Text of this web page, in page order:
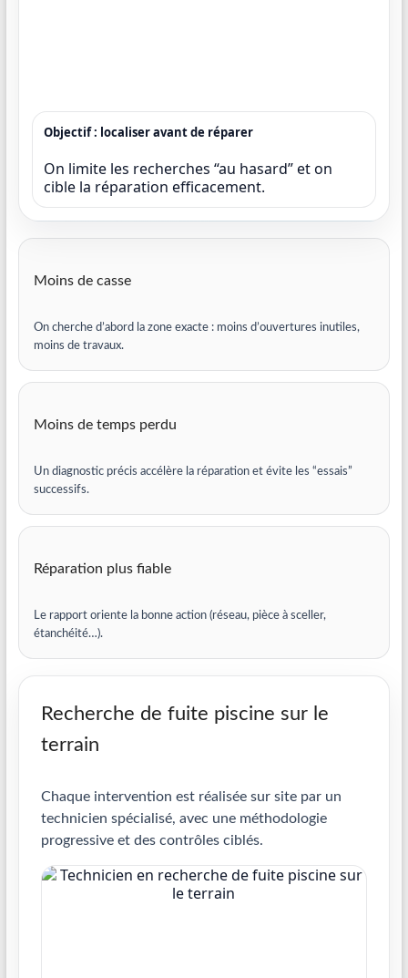
Objectif : localiser avant de réparer
On limite les recherches “au hasard” et on
cible la réparation efficacement.
Moins de casse
On cherche d’abord la zone exacte : moins d’ouvertures inutiles,
moins de travaux.
Moins de temps perdu
Un diagnostic précis accélère la réparation et évite les “essais”
successifs.
Réparation plus fiable
Le rapport oriente la bonne action (réseau, pièce à sceller,
étanchéité…).
Recherche de fuite piscine sur le
terrain
Chaque intervention est réalisée sur site par un
technicien spécialisé, avec une méthodologie
progressive et des contrôles ciblés.